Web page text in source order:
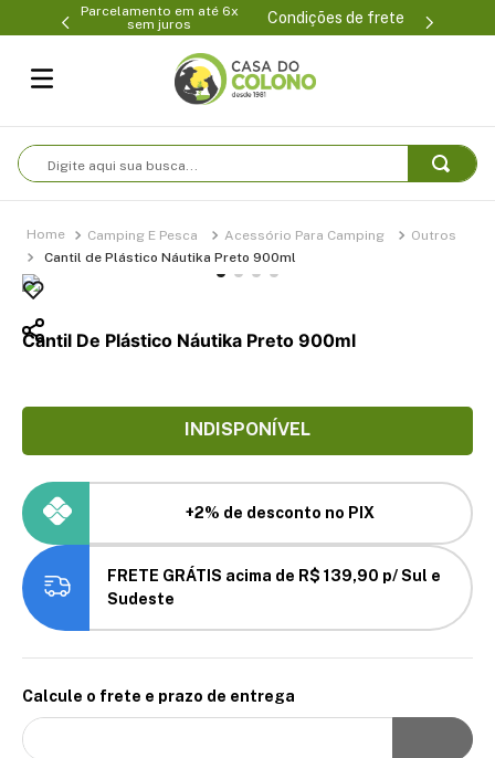
Parcelamento em até 6x
sem juros
Condições de frete
Digite aqui sua busca...
Camping E Pesca Acessório Para Camping
Outros
Cantil de Plástico Náutika Preto 900ml
Cantil De Plástico Náutika Preto 900ml
INDISPONÍVEL
+2% de desconto no PIX
FRETE GRÁTIS acima de R$ 139,90 p/ Sul e
Sudeste
Calcule o frete e prazo de entrega